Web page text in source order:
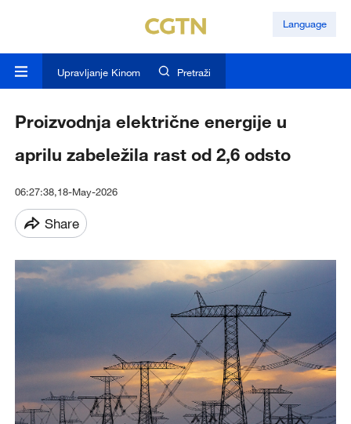
Language
Upravljanje Kinom Pretraži
Proizvodnja električne energije u
aprilu zabeležila rast od 2,6 odsto
06:27:38,18-May-2026
Share